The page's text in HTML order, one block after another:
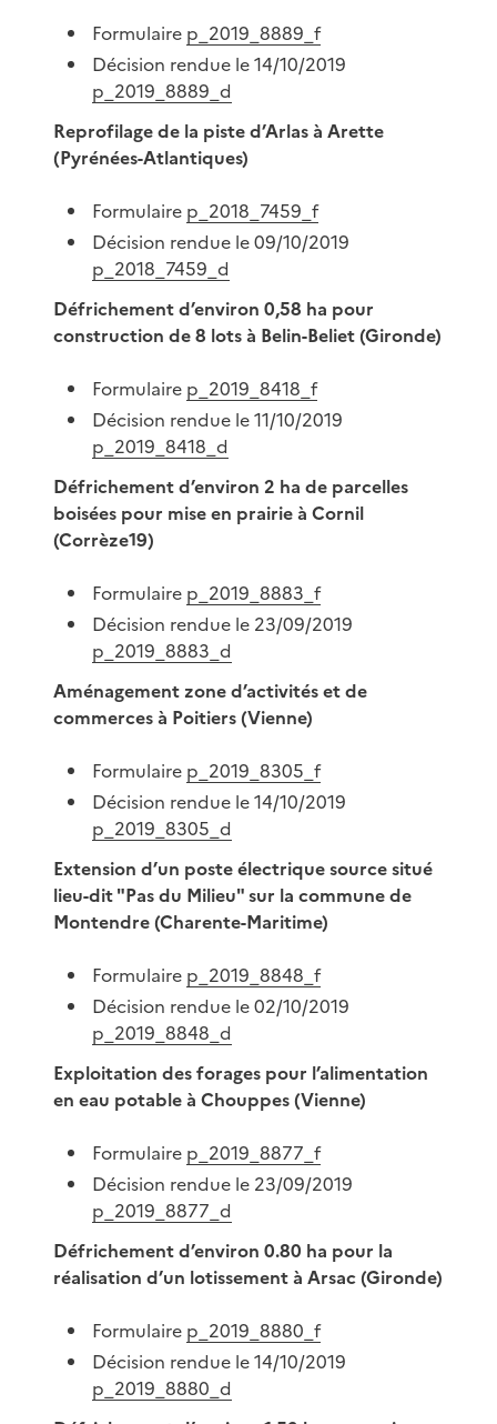
Formulaire p_2019_8889_f
Décision rendue le 14/10/2019
p_2019_8889_d
Reprofilage de la piste d’Arlas à Arette
(Pyrénées-Atlantiques)
Formulaire p_2018_7459_f
Décision rendue le 09/10/2019
p_2018_7459_d
Défrichement d’environ 0,58 ha pour
construction de 8 lots à Belin-Beliet (Gironde)
Formulaire p_2019_8418_f
Décision rendue le 11/10/2019
p_2019_8418_d
Défrichement d’environ 2 ha de parcelles
boisées pour mise en prairie à Cornil
(Corrèze19)
Formulaire p_2019_8883_f
Décision rendue le 23/09/2019
p_2019_8883_d
Aménagement zone d’activités et de
commerces à Poitiers (Vienne)
Formulaire p_2019_8305_f
Décision rendue le 14/10/2019
p_2019_8305_d
Extension d’un poste électrique source situé
lieu-dit "Pas du Milieu" sur la commune de
Montendre (Charente-Maritime)
Formulaire p_2019_8848_f
Décision rendue le 02/10/2019
p_2019_8848_d
Exploitation des forages pour l’alimentation
en eau potable à Chouppes (Vienne)
Formulaire p_2019_8877_f
Décision rendue le 23/09/2019
p_2019_8877_d
Défrichement d’environ 0.80 ha pour la
réalisation d’un lotissement à Arsac (Gironde)
Formulaire p_2019_8880_f
Décision rendue le 14/10/2019
p_2019_8880_d